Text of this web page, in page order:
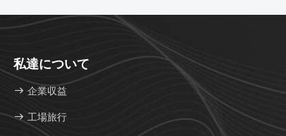
私達について
企業収益
工場旅行